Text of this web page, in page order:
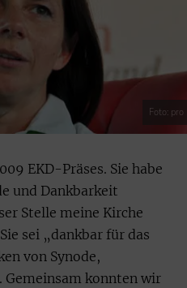
Foto: pro
EKD-Präses. Sie habe
und Dankbarkeit
Stelle meine Kirche
sei „dankbar für das
von Synode,
Gemeinsam konnten wir